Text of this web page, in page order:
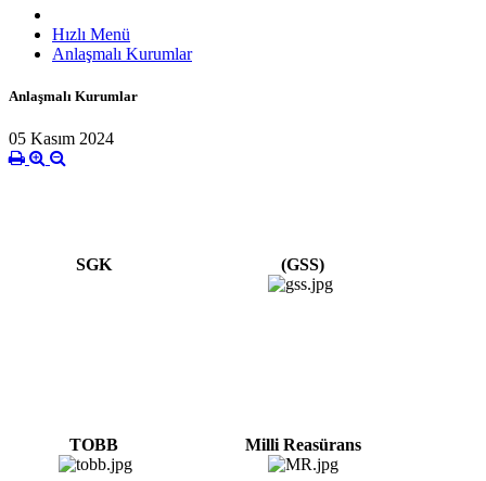
Hızlı Menü
Anlaşmalı Kurumlar
Anlaşmalı Kurumlar
05 Kasım 2024
SGK (GSS)
TOBB Milli Reasürans